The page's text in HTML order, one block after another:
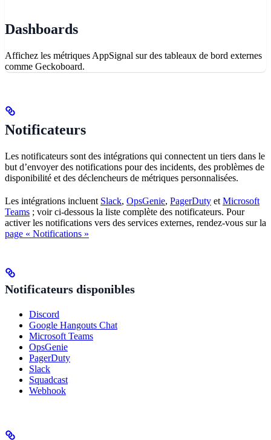
Dashboards
Affichez les métriques AppSignal sur des tableaux de bord externes
comme Geckoboard.
Notificateurs
Les notificateurs sont des intégrations qui connectent un tiers dans le
but d’envoyer des notifications pour des incidents, des problèmes de
disponibilité et des déclencheurs de métriques personnalisées.
Les intégrations incluent Slack, OpsGenie, PagerDuty et Microsoft
Teams ; voir ci-dessous la liste complète des notificateurs. Pour
activer les notifications vers des services externes, rendez-vous sur la
page « Notifications »
Notificateurs disponibles
Discord
Google Hangouts Chat
Microsoft Teams
OpsGenie
PagerDuty
Slack
Squadcast
Webhook